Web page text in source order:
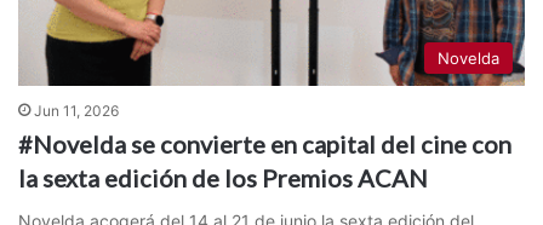
Novelda
Jun 11, 2026
#Novelda se convierte en capital del cine con
la sexta edición de los Premios ACAN
Novelda acogerá del 14 al 21 de junio la sexta edición del